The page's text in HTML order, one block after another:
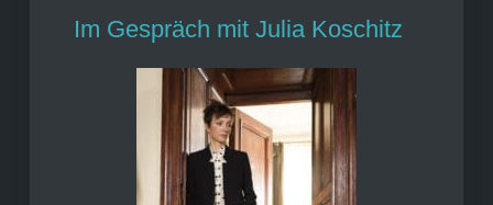
Im Gespräch mit Julia Koschitz